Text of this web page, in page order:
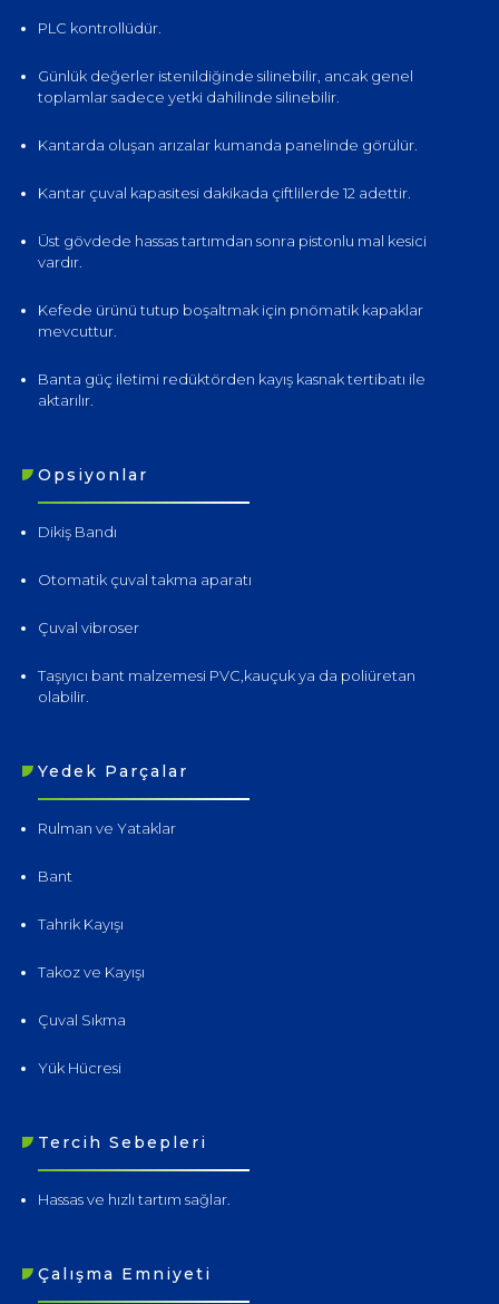
PLC kontrollüdür.
Günlük değerler istenildiğinde silinebilir, ancak genel
toplamlar sadece yetki dahilinde silinebilir.
Kantarda oluşan arızalar kumanda panelinde görülür.
Kantar çuval kapasitesi dakikada çiftlilerde 12 adettir.
Üst gövdede hassas tartımdan sonra pistonlu mal kesici
vardır.
Kefede ürünü tutup boşaltmak için pnömatik kapaklar
mevcuttur.
Banta güç iletimi redüktörden kayış kasnak tertibatı ile
aktarılır.
Opsiyonlar
Dikiş Bandı
Otomatik çuval takma aparatı
Çuval vibroser
Taşıyıcı bant malzemesi PVC,kauçuk ya da poliüretan
olabilir.
Yedek Parçalar
Rulman ve Yataklar
Bant
Tahrik Kayışı
Takoz ve Kayışı
Çuval Sıkma
Yük Hücresi
Tercih Sebepleri
Hassas ve hızlı tartım sağlar.
Çalışma Emniyeti